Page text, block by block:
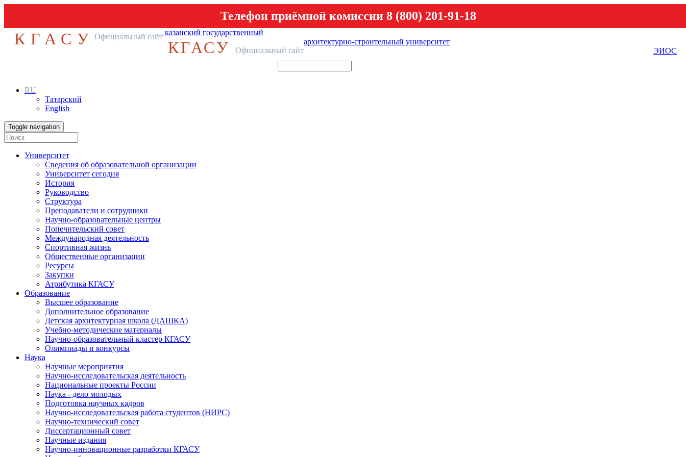
Телефон приёмной комиссии 8 (800) 201-91-18
КГАСУ Официальный сайт казанский государственный
архитектурно-строительный университет
КГАСУ Официальный сайт ЭИОС
RU
Татарский
English
Toggle navigation
Университет
Сведения об образовательной организации
Университет сегодня
История
Руководство
Структура
Преподаватели и сотрудники
Научно-образовательные центры
Попечительский совет
Международная деятельность
Спортивная жизнь
Общественные организации
Ресурсы
Закупки
Атрибутика КГАСУ
Образование
Высшее образование
Дополнительное образование
Детская архитектурная школа (ДАШКА)
Учебно-методические материалы
Научно-образовательный кластер КГАСУ
Олимпиады и конкурсы
Наука
Научные мероприятия
Научно-исследовательская деятельность
Национальные проекты России
Наука - дело молодых
Подготовка научных кадров
Научно-исследовательская работа студентов (НИРС)
Научно-технический совет
Диссертационный совет
Научные издания
Научно-инновационные разработки КГАСУ